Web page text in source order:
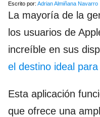
Escrito por: Adrian Almiñana Navarro
La mayoría de la
los usuarios de
increíble en sus
el destino ideal
Esta aplicación
que ofrece una